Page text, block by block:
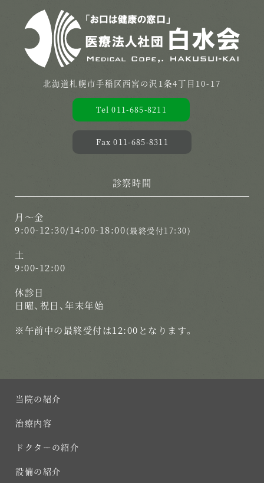
北海道札幌市手稲区西宮の沢1条4丁目10-17
Tel 011-685-8211
Fax 011-685-8311
診察時間
月〜金
9:00-12:30/14:00-18:00(最終受付17:30)
土
9:00-12:00
休診日
日曜、祝日、年末年始
※午前中の最終受付は12:00となります。
当院の紹介
治療内容
ドクターの紹介
設備の紹介